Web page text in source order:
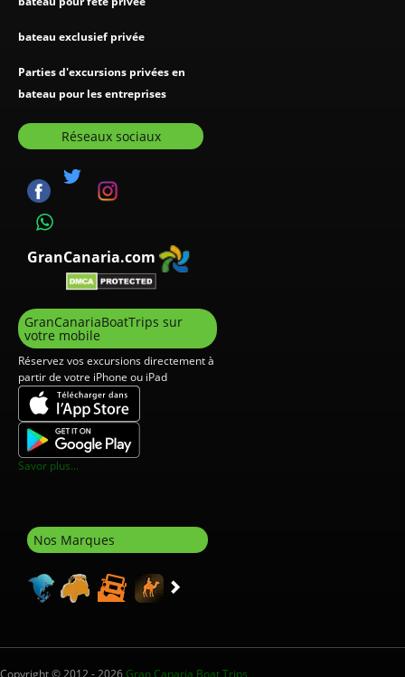
bateau exclusief privée
Parties d'excursions privées en
bateau pour les entreprises
Réseaux sociaux
GranCanaria.com
GranCanariaBoatTrips sur
votre mobile
Réservez vos excursions directement à
partir de votre iPhone ou iPad
Savor plus...
Nos Marques